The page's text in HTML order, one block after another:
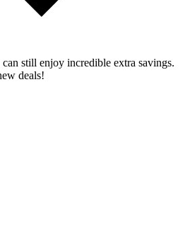
still enjoy incredible extra savings.
deals!